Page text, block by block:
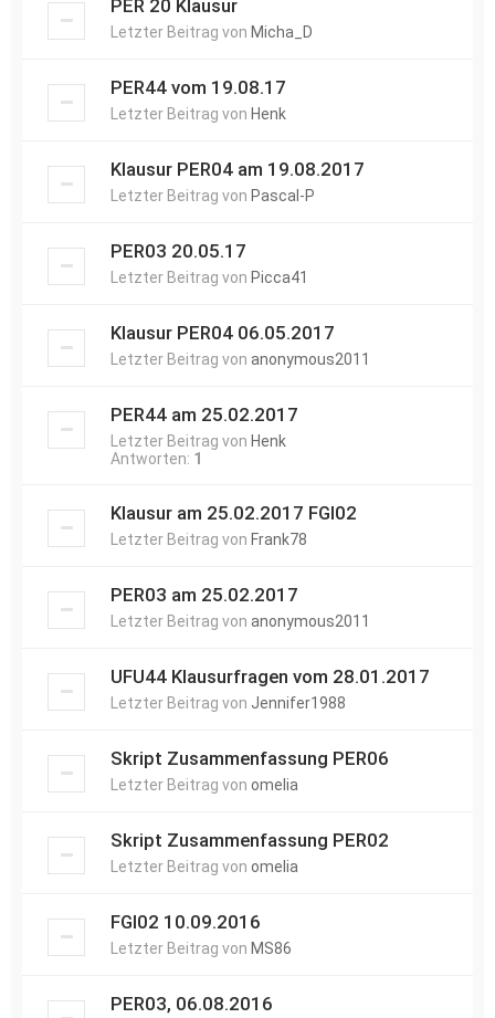
PER 20 Klausur
Letzter Beitrag von Micha_D
PER44 vom 19.08.17
Letzter Beitrag von Henk
Klausur PER04 am 19.08.2017
Letzter Beitrag von Pascal-P
PER03 20.05.17
Letzter Beitrag von Picca41
Klausur PER04 06.05.2017
Letzter Beitrag von anonymous2011
PER44 am 25.02.2017
Letzter Beitrag von Henk
Antworten: 1
Klausur am 25.02.2017 FGI02
Letzter Beitrag von Frank78
PER03 am 25.02.2017
Letzter Beitrag von anonymous2011
UFU44 Klausurfragen vom 28.01.2017
Letzter Beitrag von Jennifer1988
Skript Zusammenfassung PER06
Letzter Beitrag von omelia
Skript Zusammenfassung PER02
Letzter Beitrag von omelia
FGI02 10.09.2016
Letzter Beitrag von MS86
PER03, 06.08.2016